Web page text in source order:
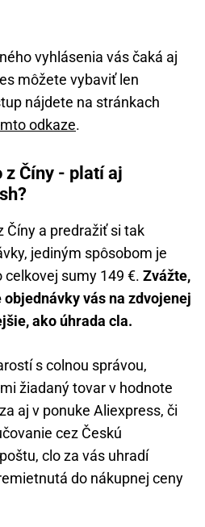
vyhlásenia vás čaká aj
môžete vybaviť len
nájdete na stránkach
odkaze.
Číny - platí aj
Číny a predražiť si tak
jediným spôsobom je
sumy 149 €. Zvážte,
vás na zdvojenej
ako úhrada cla.
s colnou správou,
žiadaný tovar v hodnote
aj v ponuke Aliexpress, či
cez Českú
clo za vás uhradí
do nákupnej ceny